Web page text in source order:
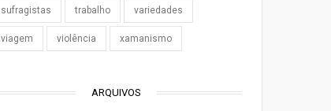
sufragistas trabalho variedades
viagem violência xamanismo
ARQUIVOS